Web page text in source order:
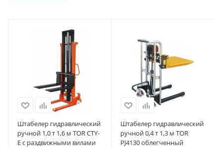
Штабелер гидравлический
ручной 1,0 т 1,6 м TOR CTY-
E с раздвижными вилами
Штабелер гидравлический
ручной 0,4 т 1,3 м TOR
PJ4130 облегченный